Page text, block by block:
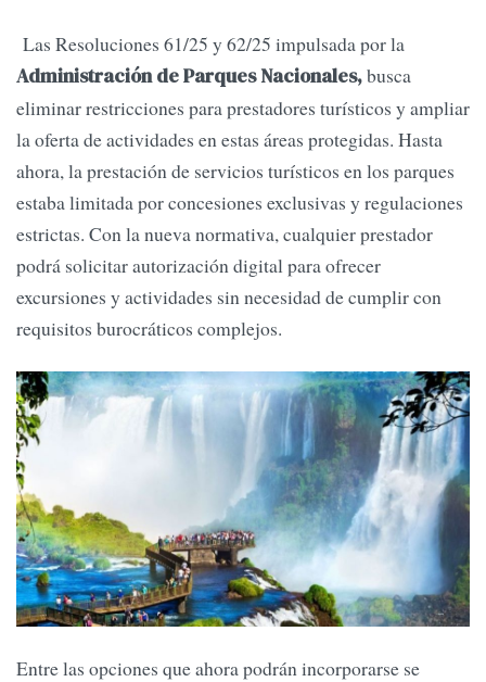
Las Resoluciones 61/25 y 62/25 impulsada por la
Administración de Parques Nacionales,busca
eliminar restricciones para prestadores turísticos y ampliar
la oferta de actividades en estas áreas protegidas. Hasta
ahora, la prestación de servicios turísticos en los parques
estaba limitada por concesiones exclusivas y regulaciones
estrictas. Con la nueva normativa, cualquier prestador
podrá solicitar autorización digital para ofrecer
excursiones y actividades sin necesidad de cumplir con
requisitos burocráticos complejos.
Entre las opciones que ahora podrán incorporarse se